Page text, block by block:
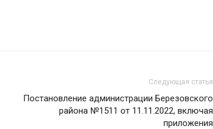
Следующая статья
Постановление администрации Березовского
района №1511 от 11.11.2022, включая
приложения